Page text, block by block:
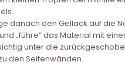
danach den Gellack auf die
„führe“ das Material mit
unter die
den Seitenwänden.